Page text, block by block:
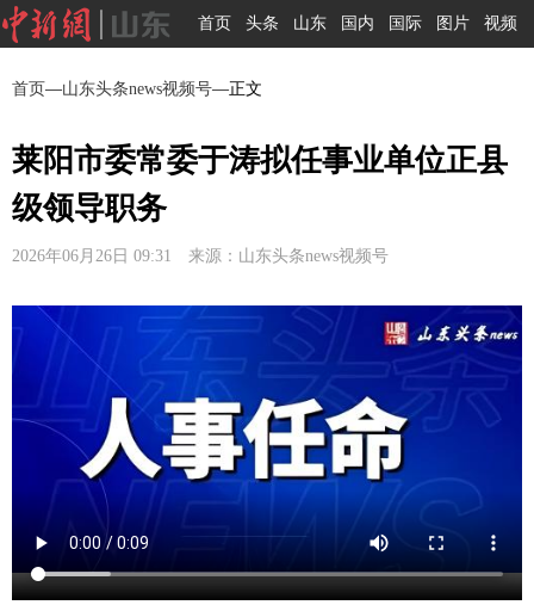
首页 头条 山东 国内 国际 图片 视频
首页—山东头条news视频号—正文
莱阳市委常委于涛拟任事业单位正县
级领导职务
2026年06月26日 09:31 来源：山东头条news视频号